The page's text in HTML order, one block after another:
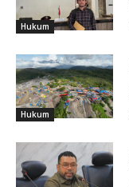
Hukum
Hukum